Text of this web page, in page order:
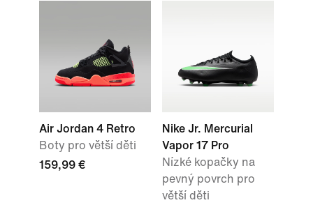
Air Jordan 4 Retro
Boty pro větší děti
159,99 €
Nike Jr. Mercurial
Vapor 17 Pro
Nízké kopačky na
pevný povrch pro
větší děti